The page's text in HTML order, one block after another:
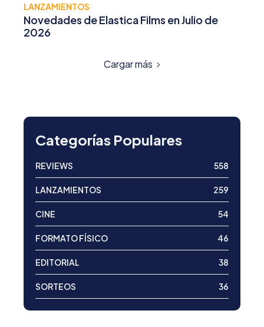
LANZAMIENTOS
Novedades de Elastica Films en Julio de
2026
Cargar más
Categorías Populares
REVIEWS 558
LANZAMIENTOS 259
CINE 54
FORMATO FÍSICO 46
EDITORIAL 38
SORTEOS 36